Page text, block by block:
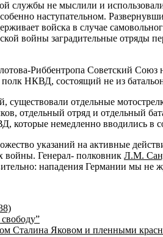
службы не мыслили и
наступательном.
войска в случае
войны заградительные отряды
Риббентропа Советский
НКВД, состоящий не из
существовали отдельные
отдельный отряд и
которые немедленно вводились в
указаний на активные
войны. Генерал- полковник Л.М.
нападения Германии мы не
Сталина Яковом и пленными